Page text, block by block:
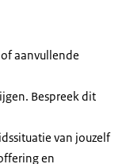
aanvullende
Bespreek dit
van jouzelf
en